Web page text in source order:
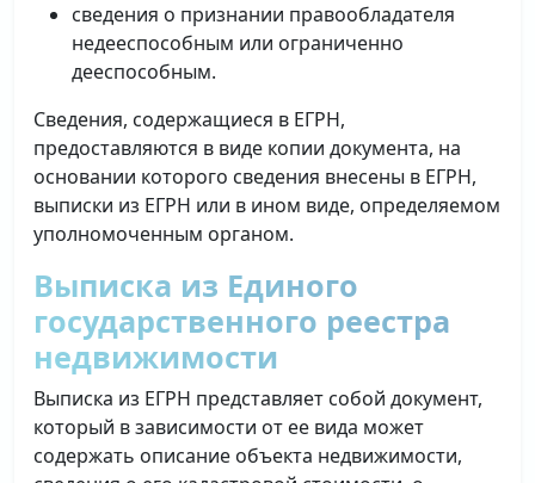
сведения о признании правообладателя
недееспособным или ограниченно
дееспособным.
Сведения, содержащиеся в ЕГРН,
предоставляются в виде копии документа, на
основании которого сведения внесены в ЕГРН,
выписки из ЕГРН или в ином виде, определяемом
уполномоченным органом.
Выписка из Единого
государственного реестра
недвижимости
Выписка из ЕГРН представляет собой документ,
который в зависимости от ее вида может
содержать описание объекта недвижимости,